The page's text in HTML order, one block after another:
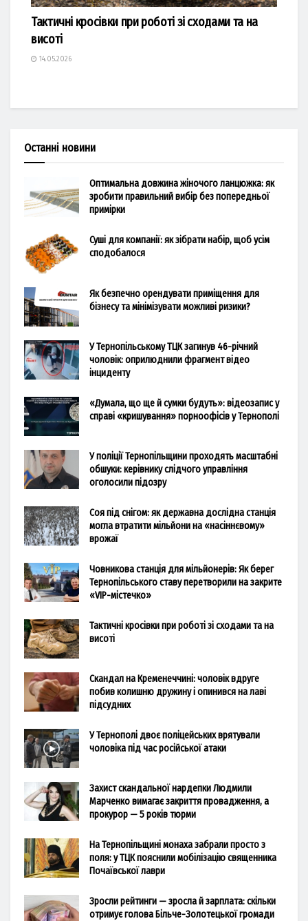
Тактичні кросівки при роботі зі сходами та на
висоті
14.05.2026
Останні новини
Оптимальна довжина жіночого ланцюжка: як
зробити правильний вибір без попередньої
примірки
Суші для компанії: як зібрати набір, щоб усім
сподобалося
Як безпечно орендувати приміщення для
бізнесу та мінімізувати можливі ризики?
У Тернопільському ТЦК загинув 46-річний
чоловік: оприлюднили фрагмент відео
інциденту
«Думала, що ще й сумки будуть»: відеозапис у
справі «кришування» порноофісів у Тернополі
У поліції Тернопільщини проходять масштабні
обшуки: керівнику слідчого управління
оголосили підозру
Соя під снігом: як державна дослідна станція
могла втратити мільйони на «насіннєвому»
врожаї
Човникова станція для мільйонерів: Як берег
Тернопільського ставу перетворили на закрите
«VIP-містечко»
Тактичні кросівки при роботі зі сходами та на
висоті
Скандал на Кременеччині: чоловік вдруге
побив колишню дружину і опинився на лаві
підсудних
У Тернополі двоє поліцейських врятували
чоловіка під час російської атаки
Захист скандальної нардепки Людмили
Марченко вимагає закриття провадження, а
прокурор — 5 років тюрми
На Тернопільщині монаха забрали просто з
поля: у ТЦК пояснили мобілізацію священника
Почаївської лаври
Зросли рейтинги — зросла й зарплата: скільки
отримує голова Більче-Золотецької громади